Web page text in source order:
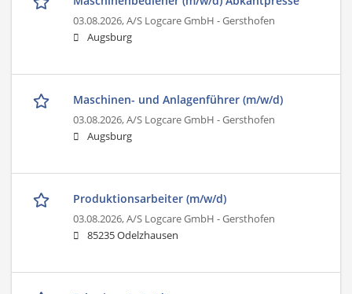
03.08.2026,A/S Logcare GmbH - Gersthofen
Augsburg
Maschinen- und Anlagenführer (m/w/d)
03.08.2026,A/S Logcare GmbH - Gersthofen
Augsburg
Produktionsarbeiter (m/w/d)
03.08.2026,A/S Logcare GmbH - Gersthofen
85235 Odelzhausen